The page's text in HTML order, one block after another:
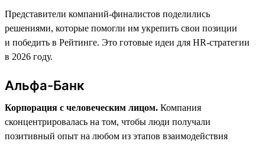
Представители компаний-финалистов поделились
решениями, которые помогли им укрепить свои позиции
и победить в Рейтинге. Это готовые идеи для HR-стратегии
в 2026 году.
Альфа-Банк
Корпорация с человеческим лицом. Компания
сконцентрировалась на том, чтобы люди получали
позитивный опыт на любом из этапов взаимодействия